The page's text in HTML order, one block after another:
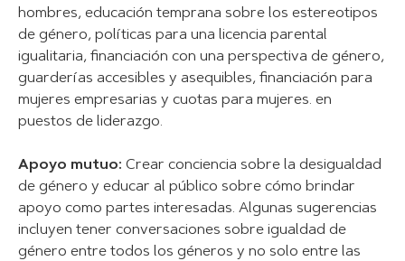
hombres, educación temprana sobre los estereotipos
de género, políticas para una licencia parental
igualitaria, financiación con una perspectiva de género,
guarderías accesibles y asequibles, financiación para
mujeres empresarias y cuotas para mujeres. en
puestos de liderazgo.
Apoyo mutuo: Crear conciencia sobre la desigualdad
de género y educar al público sobre cómo brindar
apoyo como partes interesadas. Algunas sugerencias
incluyen tener conversaciones sobre igualdad de
género entre todos los géneros y no solo entre las